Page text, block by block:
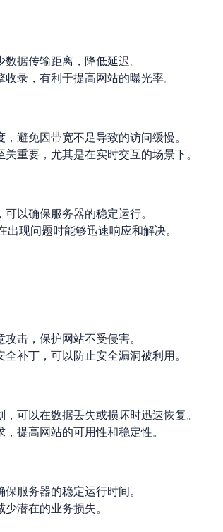
据传输距离，降低延迟。
录，有利于提高网站的曝光率。
避免因带宽不足导致的访问缓慢。
重要，尤其是在实时交互的场景下。
以确保服务器的稳定运行。
现问题时能够迅速响应和解决。
击，保护网站不受侵害。
补丁，可以防止安全漏洞被利用。
可以在数据丢失或损坏时迅速恢复。
提高网站的可用性和稳定性。
服务器的稳定运行时间。
潜在的业务损失。